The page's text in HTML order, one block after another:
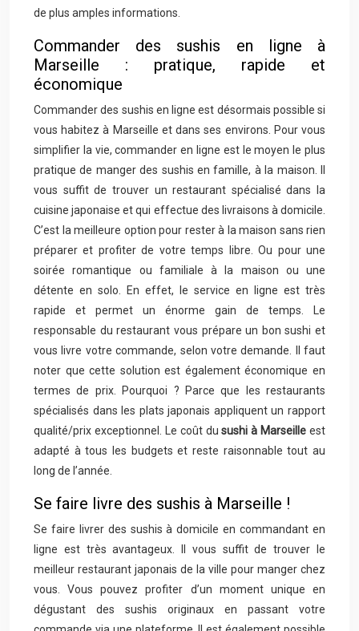
de plus amples informations.
Commander des sushis en ligne à
Marseille : pratique, rapide et
économique
Commander des sushis en ligne est désormais possible si
vous habitez à Marseille et dans ses environs. Pour vous
simplifier la vie, commander en ligne est le moyen le plus
pratique de manger des sushis en famille, à la maison. Il
vous suffit de trouver un restaurant spécialisé dans la
cuisine japonaise et qui effectue des livraisons à domicile.
C’est la meilleure option pour rester à la maison sans rien
préparer et profiter de votre temps libre. Ou pour une
soirée romantique ou familiale à la maison ou une
détente en solo. En effet, le service en ligne est très
rapide et permet un énorme gain de temps. Le
responsable du restaurant vous prépare un bon sushi et
vous livre votre commande, selon votre demande. Il faut
noter que cette solution est également économique en
termes de prix. Pourquoi ? Parce que les restaurants
spécialisés dans les plats japonais appliquent un rapport
qualité/prix exceptionnel. Le coût dusushi à Marseille est
adapté à tous les budgets et reste raisonnable tout au
long de l’année.
Se faire livre des sushis à Marseille !
Se faire livrer des sushis à domicile en commandant en
ligne est très avantageux. Il vous suffit de trouver le
meilleur restaurant japonais de la ville pour manger chez
vous. Vous pouvez profiter d’un moment unique en
dégustant des sushis originaux en passant votre